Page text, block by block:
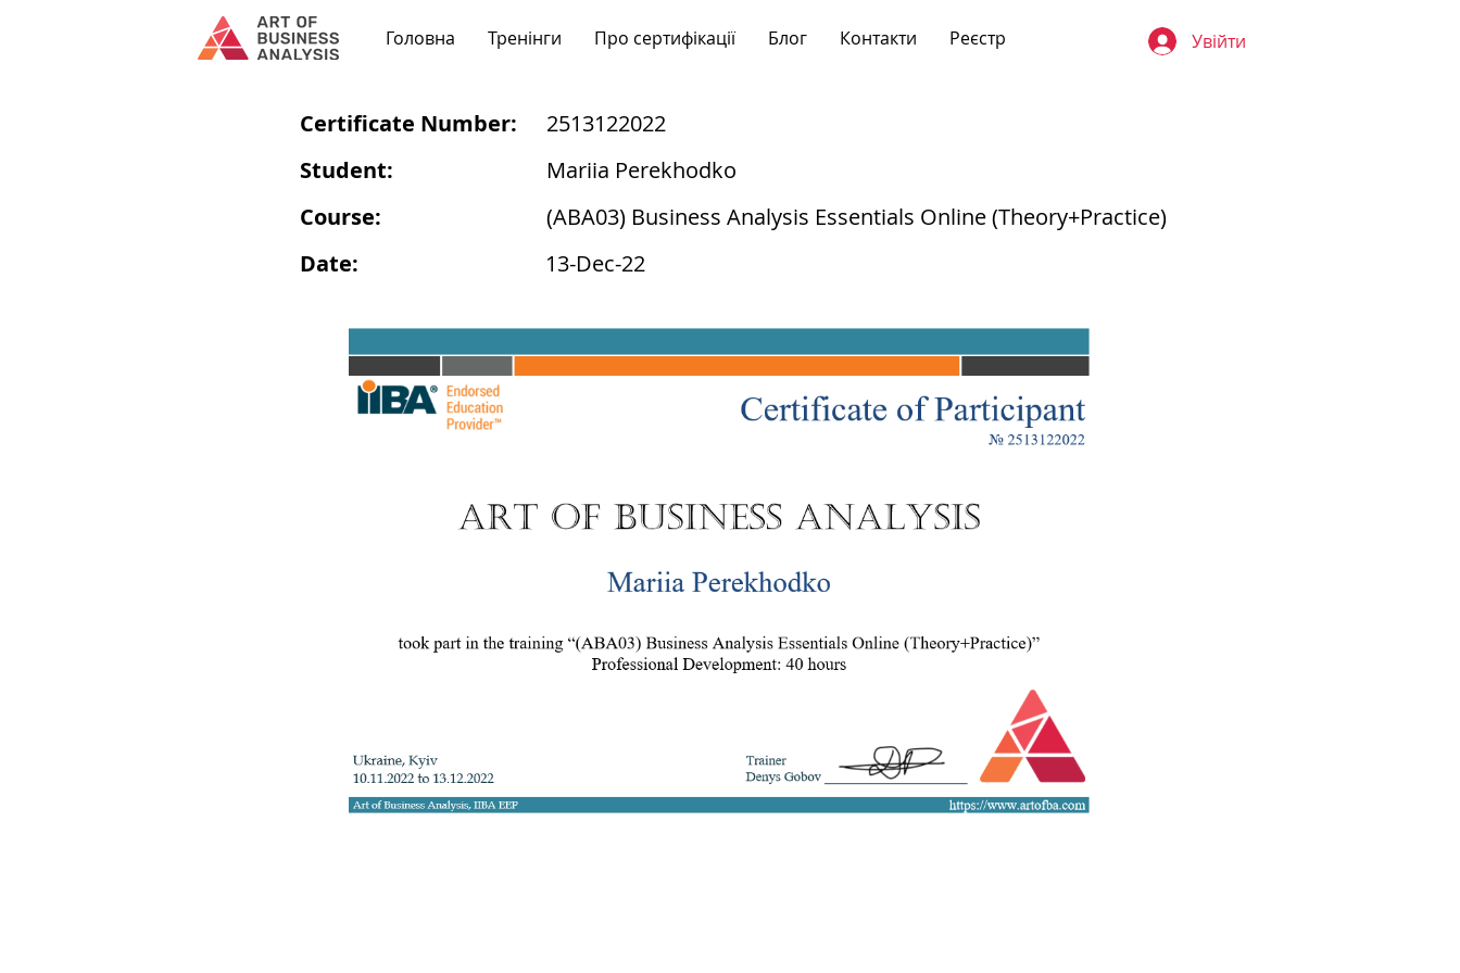
Головна Тренінги Про сертифікації Блог Контакти Реєстр Увійти
Certificate Number:
Student:
Course:
Date:
2513122022
Mariia Perekhodko
(ABA03) Business Analysis Essentials Online (Theory+Practice)
13-Dec-22